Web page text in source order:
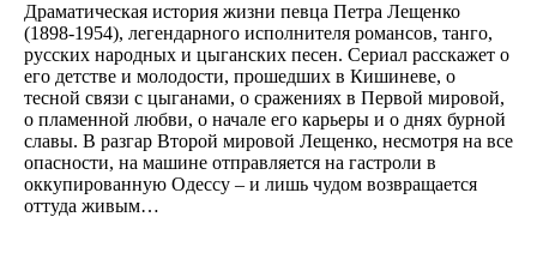
Драматическая история жизни певца Петра Лещенко
(1898-1954), легендарного исполнителя романсов, танго,
русских народных и цыганских песен. Сериал расскажет о
его детстве и молодости, прошедших в Кишиневе, о
тесной связи с цыганами, о сражениях в Первой мировой,
о пламенной любви, о начале его карьеры и о днях бурной
славы. В разгар Второй мировой Лещенко, несмотря на все
опасности, на машине отправляется на гастроли в
оккупированную Одессу – и лишь чудом возвращается
оттуда живым…